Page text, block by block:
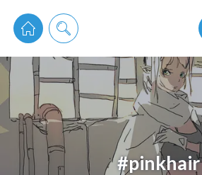
pixiv Sketchは2024年5月28日付で プライパシ
通知を受け取るにはここをクリ
pixiv Sketchアプリでさらに
アプリをインストール
#pinkhair